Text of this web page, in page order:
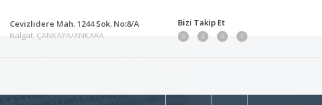
Cevizlidere Mah. 1244 Sok. No:8/A
Balgat, ÇANKAYA/ANKARA
Bizi Takip Et